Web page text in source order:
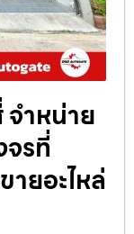
ำหน่าย
จรที่
ายอะไหล่